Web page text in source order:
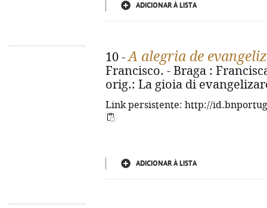
ADICIONAR À LISTA
10 -A alegria de
Francisco. - Braga :
orig.: La gioia di
Link persistente: http://
ADICIONAR À LISTA